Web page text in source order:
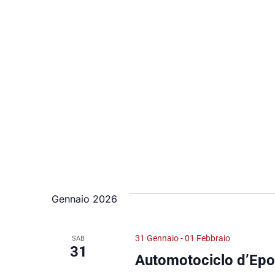
Gennaio 2026
SAB
31 Automotociclo
31 Gennaio-01 Febbraio